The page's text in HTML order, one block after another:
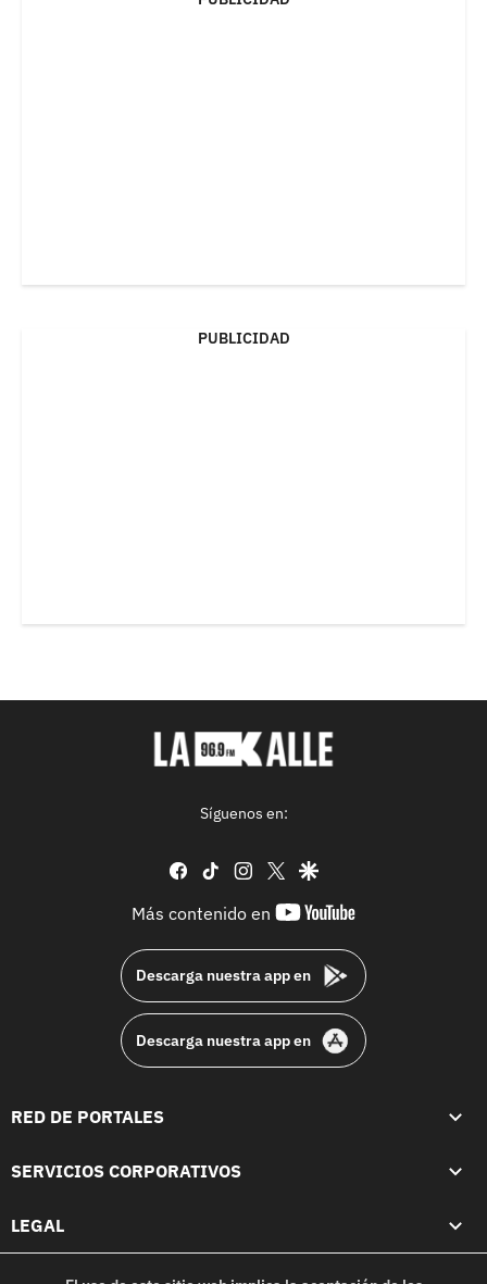
PUBLICIDAD
Síguenos en:
facebook
tiktok instagram
twittergoogle
Más contenido en
youtube-
Descarga nuestra app en
Descarga nuestra app en
RED DE PORTALES
SERVICIOS CORPORATIVOS
LEGAL